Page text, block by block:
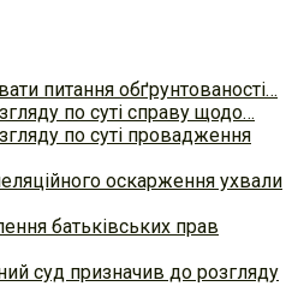
питання обґрунтованості…
по суті справу щодо…
по суті провадження
оскарження ухвали
батьківських прав
суд призначив до розгляду